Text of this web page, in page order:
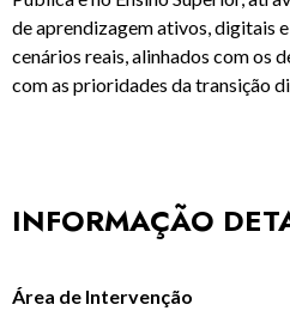
de aprendizagem ativos, digitais
cenários reais, alinhados com os
com as prioridades da transição
INFORMAÇÃO
Área de Intervenção